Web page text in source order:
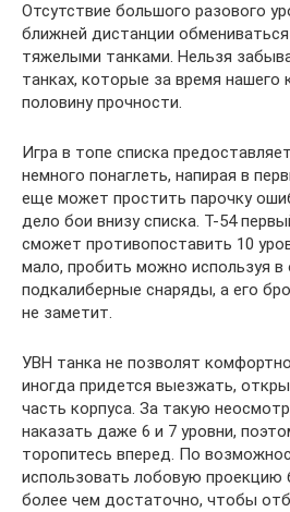
Отсутствие большого разового
ближней дистанции
тяжелыми танками. Нельзя
танках, которые за время нашего
половину прочности.
Игра в топе списка
немного понаглеть, напирая в
еще может простить парочку
дело бои внизу списка. Т-54
сможет противопоставить 10
мало, пробить можно используя в
подкалиберные снаряды, а его
не заметит.
УВН танка не позволят
иногда придется выезжать,
часть корпуса. За такую
наказать даже 6 и 7 уровни,
торопитесь вперед. По
использовать лобовую проекцию
более чем достаточно, чтобы